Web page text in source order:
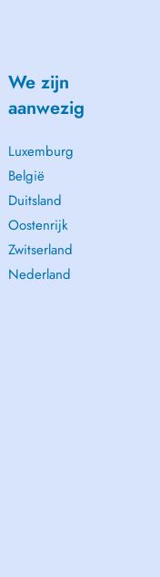
We zijn
aanwezig
Luxemburg
België
Duitsland
Oostenrijk
Zwitserland
Nederland